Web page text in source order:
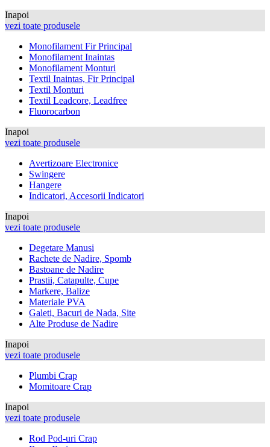
Inapoi
vezi toate produsele
Monofilament Fir Principal
Monofilament Inaintas
Monofilament Monturi
Textil Inaintas, Fir Principal
Textil Monturi
Textil Leadcore, Leadfree
Fluorocarbon
Inapoi
vezi toate produsele
Avertizoare Electronice
Swingere
Hangere
Indicatori, Accesorii Indicatori
Inapoi
vezi toate produsele
Degetare Manusi
Rachete de Nadire, Spomb
Bastoane de Nadire
Prastii, Catapulte, Cupe
Markere, Balize
Materiale PVA
Galeti, Bacuri de Nada, Site
Alte Produse de Nadire
Inapoi
vezi toate produsele
Plumbi Crap
Momitoare Crap
Inapoi
vezi toate produsele
Rod Pod-uri Crap